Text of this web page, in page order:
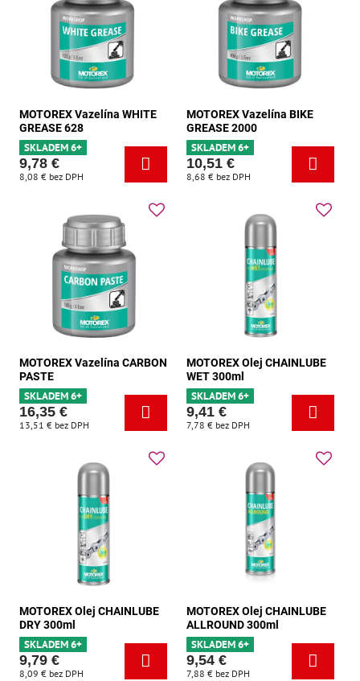
MOTOREX Vazelína WHITE
GREASE 628
SKLADEM 6+
9,78 €
8,08 € bez DPH
MOTOREX Vazelína BIKE
GREASE 2000
SKLADEM 6+
10,51 €
8,68 € bez DPH
MOTOREX Vazelína CARBON
PASTE
SKLADEM 6+
16,35 €
13,51 € bez DPH
MOTOREX Olej CHAINLUBE
WET 300ml
SKLADEM 6+
9,41 €
7,78 € bez DPH
MOTOREX Olej CHAINLUBE
DRY 300ml
SKLADEM 6+
9,79 €
8,09 € bez DPH
MOTOREX Olej CHAINLUBE
ALLROUND 300ml
SKLADEM 6+
9,54 €
7,88 € bez DPH